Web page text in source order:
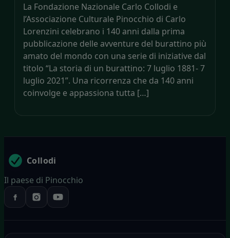
La Fondazione Nazionale Carlo Collodi e
l’Associazione Culturale Pinocchio di Carlo
Lorenzini celebrano i 140 anni dalla prima
pubblicazione delle avventure del burattino più
amato del mondo con una serie di iniziative dal
titolo “La storia di un burattino: 7 luglio 1881- 7
luglio 2021”. Una ricorrenza che da 140 anni
coinvolge e appassiona tutta […]
Collodi
Il paese di Pinocchio